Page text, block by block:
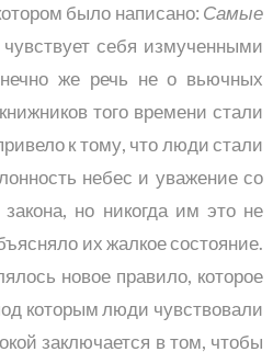
было написано: Самые
себя измученными
же речь не о вьючных
того времени стали
к тому, что люди стали
небес и уважение со
но никогда им это не
их жалкое состояние.
новое правило, которое
которым люди чувствовали
заключается в том, чтобы